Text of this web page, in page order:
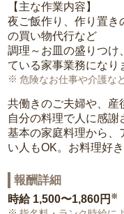
【主な作業内容】
夜ご飯作り、作り置き
の買い物代行など
調理～お皿の盛りつけ
ている家事業務になり
危険なお仕事や介護な
共働きのご夫婦や、産
自分の料理で人に感謝
基本の家庭料理から、
い人もOK。お料理好
報酬詳細
時給 1,500〜1,860円 ※